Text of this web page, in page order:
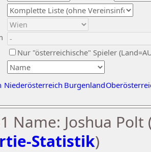
Nur "österreichische" Spieler
Niederösterreich Burgenland
Name: Joshua Polt
Statistik)